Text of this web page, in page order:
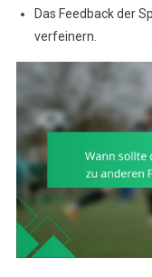
Das Feedback der
verfeinern.